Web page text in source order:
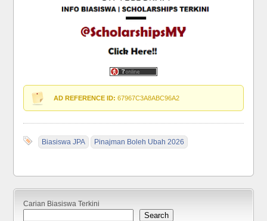
AD REFERENCE ID: 67967C3A8ABC96A2
Biasiswa JPA Pinajman Boleh Ubah 2026
Carian Biasiswa Terkini
Search